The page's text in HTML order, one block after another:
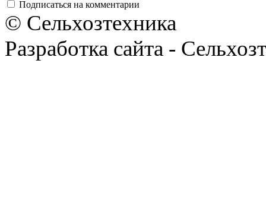
Подписаться на комментарии
© Сельхозтехника
Разработка сайта -